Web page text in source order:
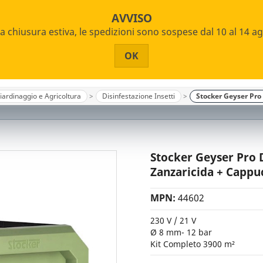
e Agricoltura Disinfestazione Insetti Stocker Geyser
Stocker Geyser Pro
Zanzaricida +
MPN: 44602
230 V / 21 V
Ø 8 mm- 12 bar
Kit Completo 3900 m²
AVVISO
chiusura estiva, le spedizioni sono sospese dal 10 al 14
OK